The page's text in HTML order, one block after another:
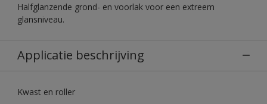
Halfglanzende grond- en voorlak voor een extreem
glansniveau.
Applicatie beschrijving
Kwast en roller